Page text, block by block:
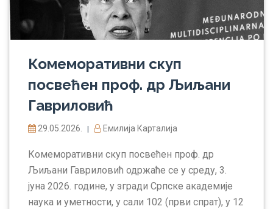
Комеморативни скуп
посвећен проф. др Љиљани
Гавриловић
29.05.2026. Емилија Карталија
Комеморативни скуп посвећен проф. др
Љиљани Гавриловић одржаће се у среду, 3.
јуна 2026. године, у згради Српске академије
наука и уметности, у сали 102 (први спрат), у 12